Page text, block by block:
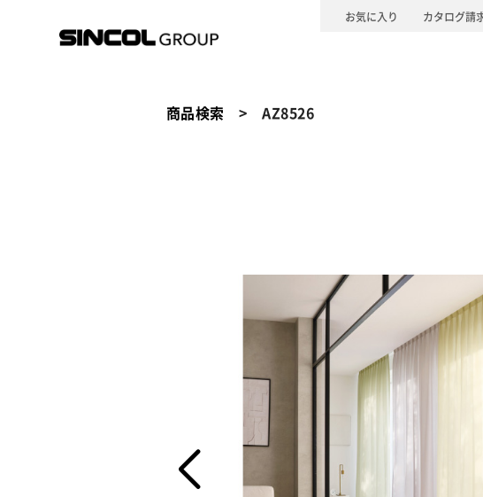
お気に入り カタログ請
商品検索 >AZ8526